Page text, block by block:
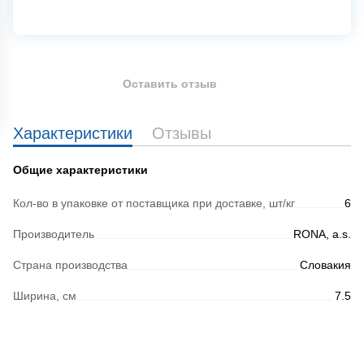
Характеристики Отзывы
Общие характеристики
Кол-во в упаковке от поставщика при доставке, шт/кг 6
Производитель RONA, a.s.
Страна производства Словакия
Ширина, см 7.5
Оставить отзыв